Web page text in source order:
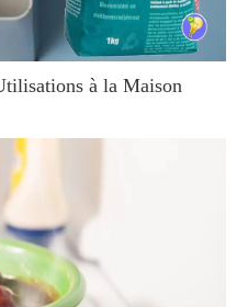
à la Maison